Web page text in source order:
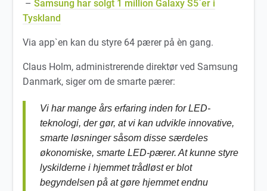
–Samsung har solgt 1 million Galaxy S5`er i
Tyskland
Via app`en kan du styre 64 pærer på èn gang.
Claus Holm, administrerende direktør ved Samsung
Danmark, siger om de smarte pærer:
Vi har mange års erfaring inden for LED-
teknologi, der gør, at vi kan udvikle innovative,
smarte løsninger såsom disse særdeles
økonomiske, smarte LED-pærer. At kunne styre
lyskilderne i hjemmet trådløst er blot
begyndelsen på at gøre hjemmet endnu